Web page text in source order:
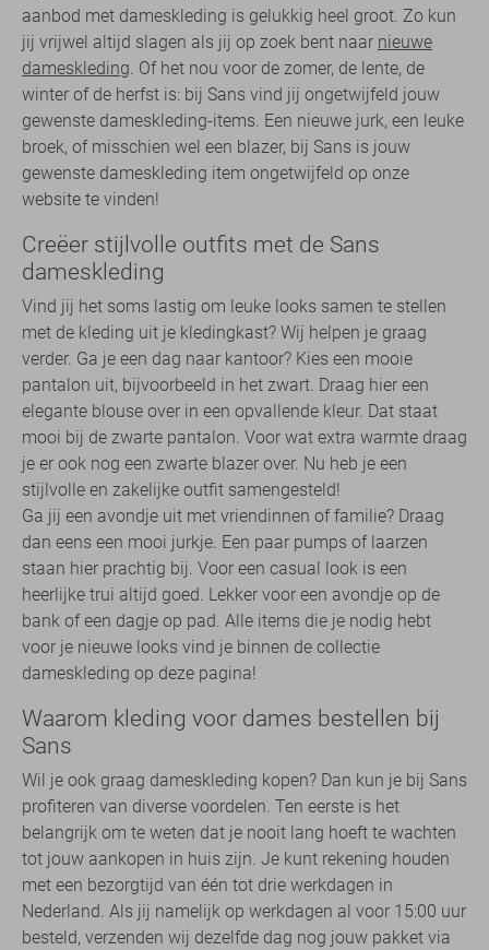
aanbod met dameskleding is gelukkig heel groot. Zo kun
jij vrijwel altijd slagen als jij op zoek bent naar nieuwe
dameskleding. Of het nou voor de zomer, de lente, de
winter of de herfst is: bij Sans vind jij ongetwijfeld jouw
gewenste dameskleding-items. Een nieuwe jurk, een leuke
broek, of misschien wel een blazer, bij Sans is jouw
gewenste dameskleding item ongetwijfeld op onze
website te vinden!
Creëer stijlvolle outfits met de Sans
dameskleding
Vind jij het soms lastig om leuke looks samen te stellen
met de kleding uit je kledingkast? Wij helpen je graag
verder. Ga je een dag naar kantoor? Kies een mooie
pantalon uit, bijvoorbeeld in het zwart. Draag hier een
elegante blouse over in een opvallende kleur. Dat staat
mooi bij de zwarte pantalon. Voor wat extra warmte draag
je er ook nog een zwarte blazer over. Nu heb je een
stijlvolle en zakelijke outfit samengesteld!
Ga jij een avondje uit met vriendinnen of familie? Draag
dan eens een mooi jurkje. Een paar pumps of laarzen
staan hier prachtig bij. Voor een casual look is een
heerlijke trui altijd goed. Lekker voor een avondje op de
bank of een dagje op pad. Alle items die je nodig hebt
voor je nieuwe looks vind je binnen de collectie
dameskleding op deze pagina!
Waarom kleding voor dames bestellen bij
Sans
Wil je ook graag dameskleding kopen? Dan kun je bij Sans
profiteren van diverse voordelen. Ten eerste is het
belangrijk om te weten dat je nooit lang hoeft te wachten
tot jouw aankopen in huis zijn. Je kunt rekening houden
met een bezorgtijd van één tot drie werkdagen in
Nederland. Als jij namelijk op werkdagen al voor 15:00 uur
besteld, verzenden wij dezelfde dag nog jouw pakket via